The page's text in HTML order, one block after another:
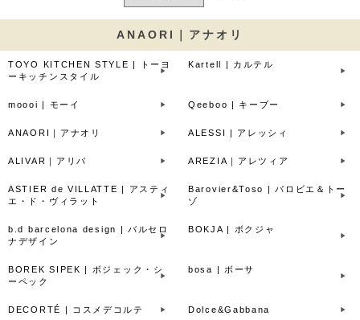
ANAORI｜アナオリ
TOYO KITCHEN STYLE | トーヨ
ーキッチンスタイル
Kartell | カルテル
moooi | モーイ Qeeboo | キーブー
ANAORI｜アナオリ ALESSI | アレッシィ
ALIVAR｜アリバ AREZIA｜アレツィア
ASTIER de VILLATTE | アスティ
エ・ド・ヴィラット
Barovier&Toso | バロビエ＆トー
ゾ
b.d barcelona design | バルセロ
ナデザイン
BOKJA | ボクジャ
BOREK SIPEK | ボジェック・シ
ーペック
bosa | ボーサ
DECORTÉ | コスメデコルテ Dolce&Gabbana